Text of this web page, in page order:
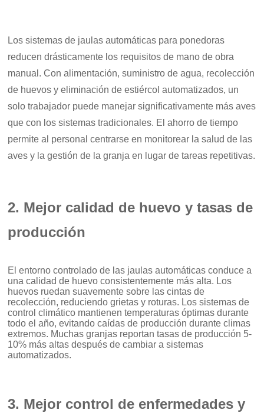
Los sistemas de jaulas automáticas para ponedoras
reducen drásticamente los requisitos de mano de obra
manual. Con alimentación, suministro de agua, recolección
de huevos y eliminación de estiércol automatizados, un
solo trabajador puede manejar significativamente más aves
que con los sistemas tradicionales. El ahorro de tiempo
permite al personal centrarse en monitorear la salud de las
aves y la gestión de la granja en lugar de tareas repetitivas.
2. Mejor calidad de huevo y tasas de
producción
El entorno controlado de las jaulas automáticas conduce a
una calidad de huevo consistentemente más alta. Los
huevos ruedan suavemente sobre las cintas de
recolección, reduciendo grietas y roturas. Los sistemas de
control climático mantienen temperaturas óptimas durante
todo el año, evitando caídas de producción durante climas
extremos. Muchas granjas reportan tasas de producción 5-
10% más altas después de cambiar a sistemas
automatizados.
3. Mejor control de enfermedades y